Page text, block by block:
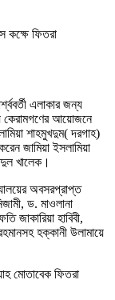
কক্ষে ফিতরা
এলাকার জন্য
কেরামগণের আয়োজনে
শাহমুখদুম( দরগাহ)
জামিয়া ইসলামিয়া
খালেক।
অবসরপ্রাপ্ত
ড. মাওলানা
জাকারিয়া হাবিবী,
হক্কানী উলামায়ে
মোতাবেক ফিতরা